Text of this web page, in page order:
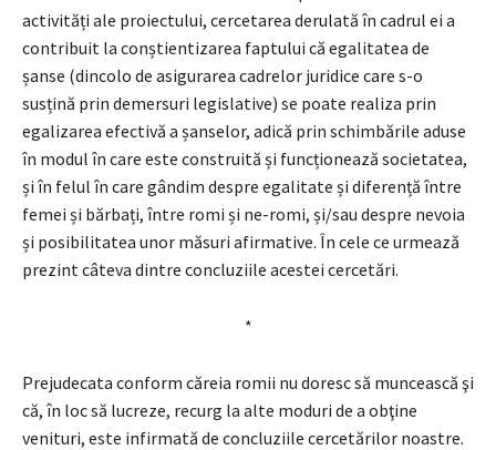
activități ale proiectului, cercetarea derulată în cadrul ei a
contribuit la conștientizarea faptului că egalitatea de
șanse (dincolo de asigurarea cadrelor juridice care s-o
susțină prin demersuri legislative) se poate realiza prin
egalizarea efectivă a șanselor, adică prin schimbările aduse
în modul în care este construită și funcționează societatea,
și în felul în care gândim despre egalitate și diferență între
femei și bărbați, între romi și ne-romi, și/sau despre nevoia
și posibilitatea unor măsuri afirmative. În cele ce urmează
prezint câteva dintre concluziile acestei cercetări.
*
Prejudecata conform căreia romii nu doresc să muncească şi
că, în loc să lucreze, recurg la alte moduri de a obţine
venituri, este infirmată de concluziile cercetărilor noastre.